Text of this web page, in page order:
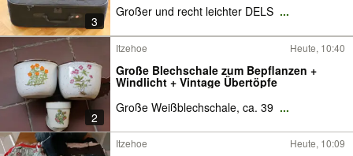
3
Großer und recht leichter DELS ...
2
Itzehoe Heute, 10:40
Große Blechschale zum Bepflanzen +
Windlicht + Vintage Übertöpfe
Große Weißblechschale, ca. 39 ...
Itzehoe Heute, 10:09